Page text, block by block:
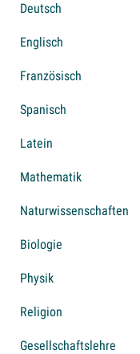
Deutsch
Englisch
Französisch
Spanisch
Latein
Mathematik
Naturwissenschaften
Biologie
Physik
Religion
Gesellschaftslehre